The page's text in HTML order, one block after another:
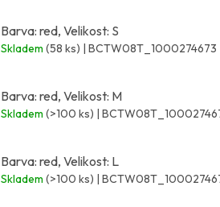
Barva: red, Velikost: S
Skladem (58 ks) | BCTW08T_1000274673
Barva: red, Velikost: M
Skladem (>100 ks) |
Barva: red, Velikost: L
Skladem (>100 ks) |